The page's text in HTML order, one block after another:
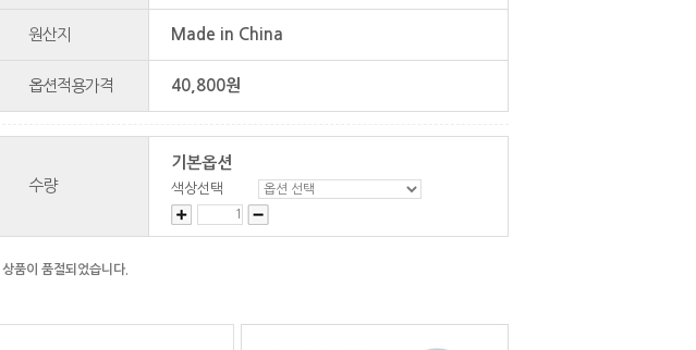
원산지 Made in China
옵션적용가격 40,800원
수량
기본옵션
색상선택
상품이 품절되었습니다.